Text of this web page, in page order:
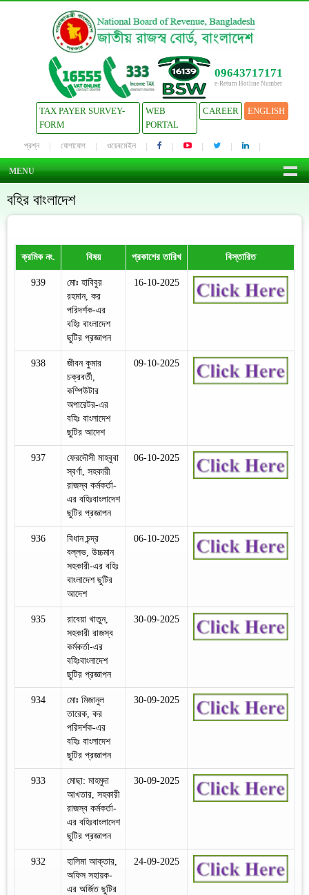
09643717171
e-Return Hotline Number
TAX PAYER SURVEY-
FORM
WEB
PORTAL
CAREER ENGLISH
প্রশ্ন যোগাযোগ ওয়েবমেইল
MENU
বহির বাংলাদেশ
ক্রমিক নং. বিষয় প্রকাশের তারিখ বিস্তারিত
939
মোঃ হাবিবুর
রহমান, কর
পরিদর্শক-এর
বহিঃ বাংলাদেশ
ছুটির প্রজ্ঞাপন
16-10-2025
938
জীবন কুমার
চক্রবর্তী,
কম্পিউটার
অপারেটর-এর
বহিঃ বাংলাদেশ
ছুটির আদেশ
09-10-2025
937
ফেরদৌসী মাহবুবা
স্বর্ণা, সহকারী
রাজস্ব কর্মকর্তা-
এর বহিঃবাংলাদেশ
ছুটির প্রজ্ঞাপন
06-10-2025
936
বিধান চন্দ্র
বল্লভ, উচ্চমান
সহকারী-এর বহিঃ
বাংলাদেশ ছুটির
আদেশ
06-10-2025
935
রাবেয়া খাতুন,
সহকারী রাজস্ব
কর্মকর্তা-এর
বহিঃবাংলাদেশ
ছুটির প্রজ্ঞাপন
30-09-2025
934
মোঃ মিজানুল
তারেক, কর
পরিদর্শক-এর
বহিঃ বাংলাদেশ
ছুটির প্রজ্ঞাপন
30-09-2025
933
মোছা: মাহমুদা
আখতার, সহকারী
রাজস্ব কর্মকর্তা-
এর বহিঃবাংলাদেশ
ছুটির প্রজ্ঞাপন
30-09-2025
932
হালিমা আক্তার,
অফিস সহায়ক-
এর অর্জিত ছুটির
24-09-2025